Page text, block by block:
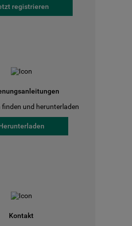
registrieren
finden und herunterladen
Kontakt